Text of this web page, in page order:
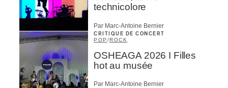
technicolore
Par Marc-Antoine Bernier
CRITIQUE DE CONCERT
POP /ROCK
OSHEAGA 2026 I Filles
hot au musée
Par Marc-Antoine Bernier